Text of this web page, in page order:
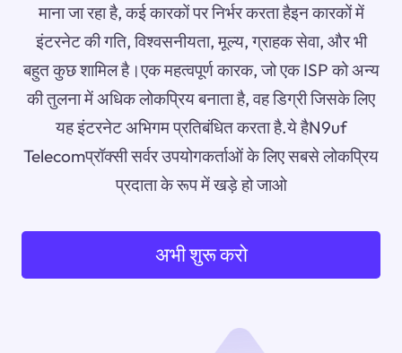
माना जा रहा है, कई कारकों पर निर्भर करता हैइन कारकों में
इंटरनेट की गति, विश्वसनीयता, मूल्य, ग्राहक सेवा, और भी
बहुत कुछ शामिल है।एक महत्वपूर्ण कारक, जो एक ISP को अन्य
की तुलना में अधिक लोकप्रिय बनाता है, वह डिग्री जिसके लिए
यह इंटरनेट अभिगम प्रतिबंधित करता है.ये हैN9uf
Telecomप्रॉक्सी सर्वर उपयोगकर्ताओं के लिए सबसे लोकप्रिय
प्रदाता के रूप में खड़े हो जाओ
अभी शुरू करो